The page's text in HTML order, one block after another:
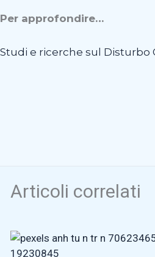
Per approfondire…
Studi e ricerche sul Disturbo
Articoli correlati